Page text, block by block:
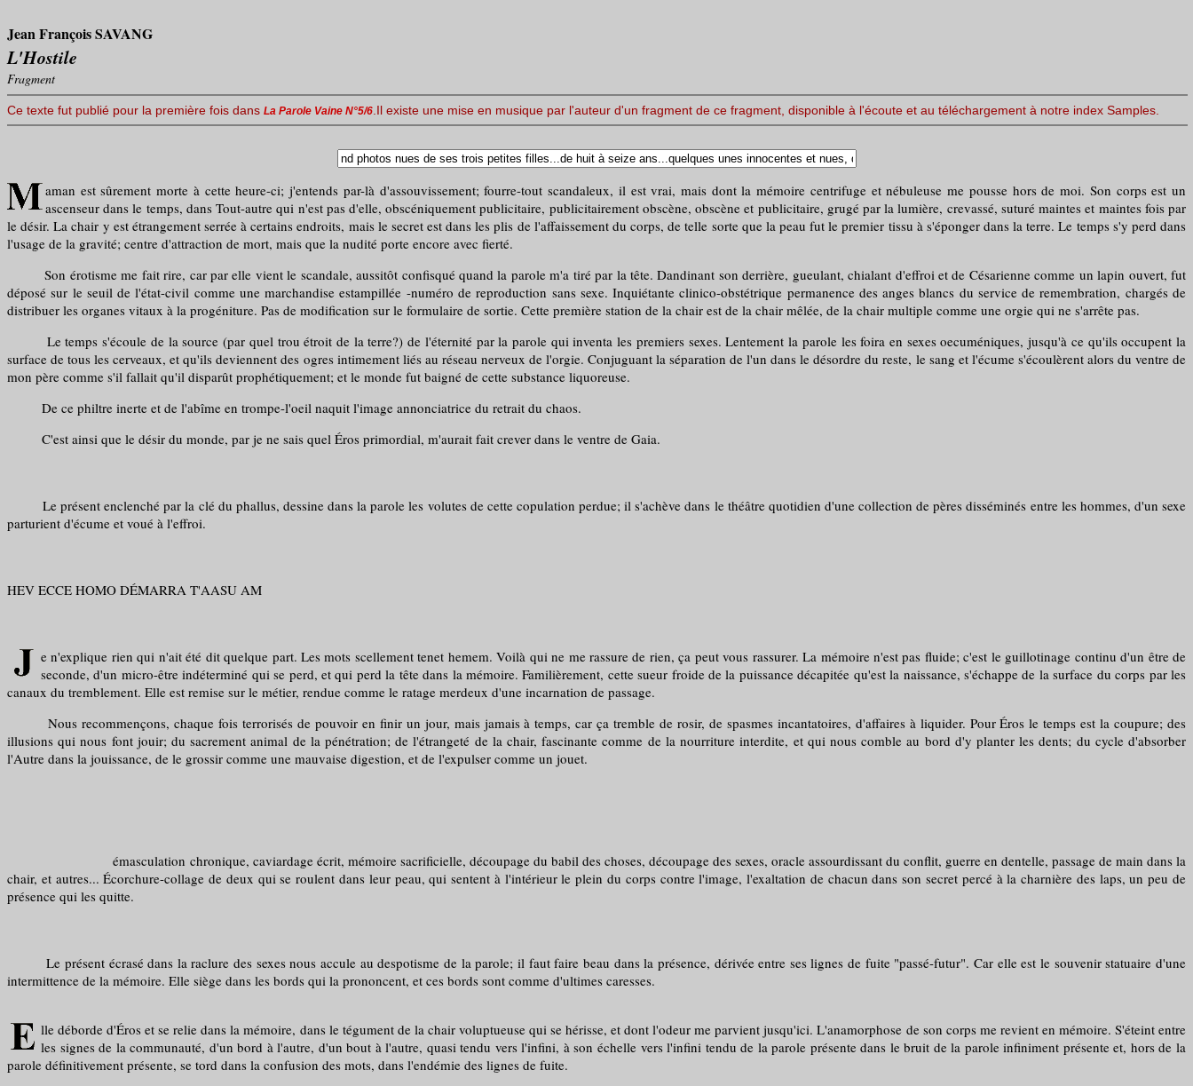
Jean François SAVANG
L'Hostile
Fragment
Ce texte fut publié pour la première fois dans La Parole Vaine N°5/6 .Il existe une mise en musique par l'auteur d'un fragment de ce fragment, disponible à l'écoute et au téléchargement à notre index Samples.
aman est sûrement morte à cette heure-ci; j'entends par-là d'assouvissement; fourre-tout scandaleux, il est vrai, mais dont la mémoire centrifuge et nébuleuse me pousse hors de moi. Son corps est un
ascenseur dans le temps, dans Tout-autre qui n'est pas d'elle, obscéniquement publicitaire, publicitairement obscène, obscène et publicitaire, grugé par la lumière, crevassé, suturé maintes et maintes fois par
le désir. La chair y est étrangement serrée à certains endroits, mais le secret est dans les plis de l'affaissement du corps, de telle sorte que la peau fut le premier tissu à s'éponger dans la terre. Le temps s'y perd dans
l'usage de la gravité; centre d'attraction de mort, mais que la nudité porte encore avec fierté.
Son érotisme me fait rire, car par elle vient le scandale, aussitôt confisqué quand la parole m'a tiré par la tête. Dandinant son derrière, gueulant, chialant d'effroi et de Césarienne comme un lapin ouvert, fut
déposé sur le seuil de l'état-civil comme une marchandise estampillée -numéro de reproduction sans sexe. Inquiétante clinico-obstétrique permanence des anges blancs du service de remembration, chargés de
distribuer les organes vitaux à la progéniture. Pas de modification sur le formulaire de sortie. Cette première station de la chair est de la chair mêlée, de la chair multiple comme une orgie qui ne s'arrête pas.
Le temps s'écoule de la source (par quel trou étroit de la terre?) de l'éternité par la parole qui inventa les premiers sexes. Lentement la parole les foira en sexes oecuméniques, jusqu'à ce qu'ils occupent la
surface de tous les cerveaux, et qu'ils deviennent des ogres intimement liés au réseau nerveux de l'orgie. Conjuguant la séparation de l'un dans le désordre du reste, le sang et l'écume s'écoulèrent alors du ventre de
mon père comme s'il fallait qu'il disparût prophétiquement; et le monde fut baigné de cette substance liquoreuse.
De ce philtre inerte et de l'abîme en trompe-l'oeil naquit l'image annonciatrice du retrait du chaos.
C'est ainsi que le désir du monde, par je ne sais quel Éros primordial, m'aurait fait crever dans le ventre de Gaia.
Le présent enclenché par la clé du phallus, dessine dans la parole les volutes de cette copulation perdue; il s'achève dans le théâtre quotidien d'une collection de pères disséminés entre les hommes, d'un sexe
parturient d'écume et voué à l'effroi.
HEV ECCE HOMO DÉMARRA T'AASU AM
e n'explique rien qui n'ait été dit quelque part. Les mots scellement tenet hemem. Voilà qui ne me rassure de rien, ça peut vous rassurer. La mémoire n'est pas fluide; c'est le guillotinage continu d'un être de
seconde, d'un micro-être indéterminé qui se perd, et qui perd la tête dans la mémoire. Familièrement, cette sueur froide de la puissance décapitée qu'est la naissance, s'échappe de la surface du corps par les
canaux du tremblement. Elle est remise sur le métier, rendue comme le ratage merdeux d'une incarnation de passage.
Nous recommençons, chaque fois terrorisés de pouvoir en finir un jour, mais jamais à temps, car ça tremble de rosir, de spasmes incantatoires, d'affaires à liquider. Pour Éros le temps est la coupure; des
illusions qui nous font jouir; du sacrement animal de la pénétration; de l'étrangeté de la chair, fascinante comme de la nourriture interdite, et qui nous comble au bord d'y planter les dents; du cycle d'absorber
l'Autre dans la jouissance, de le grossir comme une mauvaise digestion, et de l'expulser comme un jouet.
émasculation chronique, caviardage écrit, mémoire sacrificielle, découpage du babil des choses, découpage des sexes, oracle assourdissant du conflit, guerre en dentelle, passage de main dans la
chair, et autres... Écorchure-collage de deux qui se roulent dans leur peau, qui sentent à l'intérieur le plein du corps contre l'image, l'exaltation de chacun dans son secret percé à la charnière des laps, un peu de
présence qui les quitte.
Le présent écrasé dans la raclure des sexes nous accule au despotisme de la parole; il faut faire beau dans la présence, dérivée entre ses lignes de fuite "passé-futur". Car elle est le souvenir statuaire d'une
intermittence de la mémoire. Elle siège dans les bords qui la prononcent, et ces bords sont comme d'ultimes caresses.
lle déborde d'Éros et se relie dans la mémoire, dans le tégument de la chair voluptueuse qui se hérisse, et dont l'odeur me parvient jusqu'ici. L'anamorphose de son corps me revient en mémoire. S'éteint entre
les signes de la communauté, d'un bord à l'autre, d'un bout à l'autre, quasi tendu vers l'infini, à son échelle vers l'infini tendu de la parole présente dans le bruit de la parole infiniment présente et, hors de la
parole définitivement présente, se tord dans la confusion des mots, dans l'endémie des lignes de fuite.